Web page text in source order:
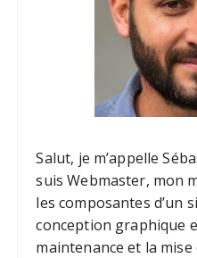
Salut, je m’appelle
suis Webmaster, mon
les composantes d’un
conception graphique
maintenance et la